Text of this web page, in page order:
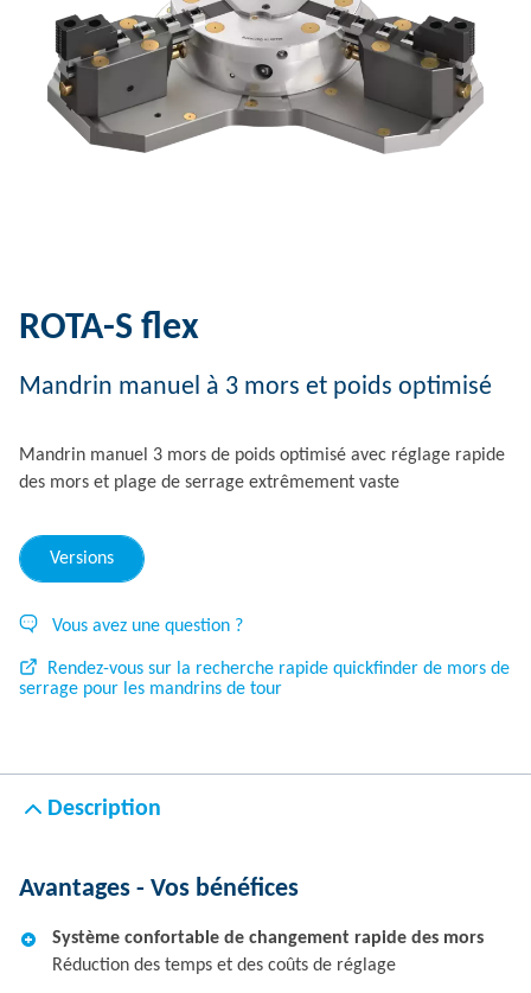
ROTA-S flex
Mandrin manuel à 3 mors et poids optimisé
Mandrin manuel 3 mors de poids optimisé avec réglage rapide
des mors et plage de serrage extrêmement vaste
Versions
Vous avez une question ?
Rendez-vous sur la recherche rapide quickfinder de mors de
serrage pour les mandrins de tour
Description
Avantages - Vos bénéfices
Système confortable de changement rapide des mors
Réduction des temps et des coûts de réglage